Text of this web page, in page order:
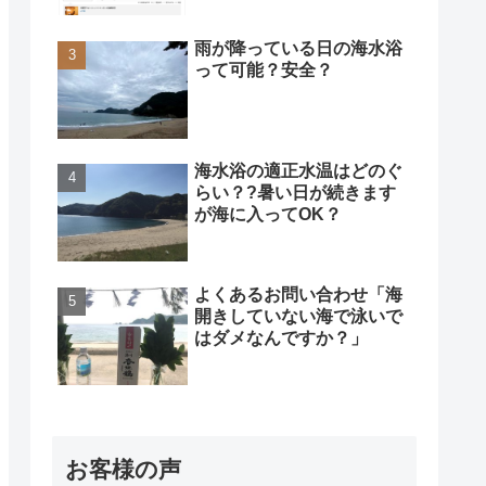
雨が降っている日の海水浴
って可能？安全？
海水浴の適正水温はどのぐ
らい？?暑い日が続きます
が海に入ってOK？
よくあるお問い合わせ「海
開きしていない海で泳いで
はダメなんですか？」
お客様の声